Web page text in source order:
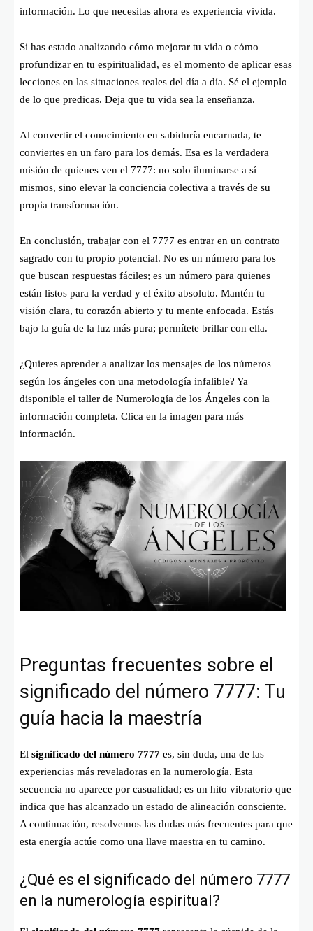
información. Lo que necesitas ahora es experiencia vivida.
Si has estado analizando cómo mejorar tu vida o cómo
profundizar en tu espiritualidad, es el momento de aplicar esas
lecciones en las situaciones reales del día a día. Sé el ejemplo
de lo que predicas. Deja que tu vida sea la enseñanza.
Al convertir el conocimiento en sabiduría encarnada, te
conviertes en un faro para los demás. Esa es la verdadera
misión de quienes ven el 7777: no solo iluminarse a sí
mismos, sino elevar la conciencia colectiva a través de su
propia transformación.
En conclusión, trabajar con el 7777 es entrar en un contrato
sagrado con tu propio potencial. No es un número para los
que buscan respuestas fáciles; es un número para quienes
están listos para la verdad y el éxito absoluto. Mantén tu
visión clara, tu corazón abierto y tu mente enfocada. Estás
bajo la guía de la luz más pura; permítete brillar con ella.
¿Quieres aprender a analizar los mensajes de los números
según los ángeles con una metodología infalible? Ya
disponible el taller de Numerología de los Ángeles con la
información completa. Clica en la imagen para más
información.
Preguntas frecuentes sobre el
significado del número 7777: Tu
guía hacia la maestría
El significado del número 7777 es, sin duda, una de las
experiencias más reveladoras en la numerología. Esta
secuencia no aparece por casualidad; es un hito vibratorio que
indica que has alcanzado un estado de alineación consciente.
A continuación, resolvemos las dudas más frecuentes para que
esta energía actúe como una llave maestra en tu camino.
¿Qué es el significado del número 7777
en la numerología espiritual?